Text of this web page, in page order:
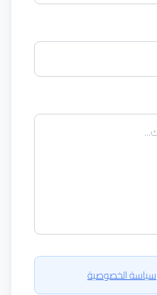
سياسة الخصوصية